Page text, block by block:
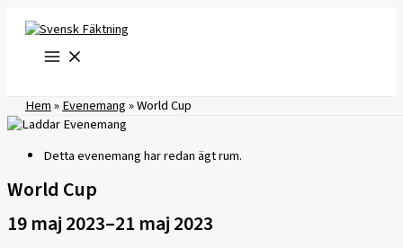
innehåll
Hem»Evenemang»World Cup
Detta evenemang har redan ägt rum.
World Cup
19 maj 2023–21 maj 2023